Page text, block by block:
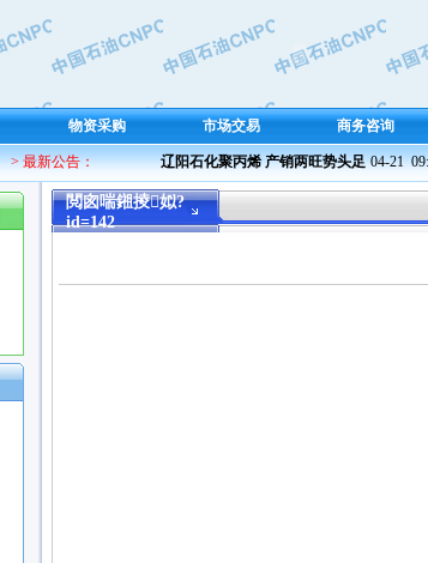
物资采购 市场交易 商务咨询
> 最新公告： 辽阳石化聚丙烯 产销两旺势头足 04-21  09:22
閲囪喘鎺掕姒?
id=142